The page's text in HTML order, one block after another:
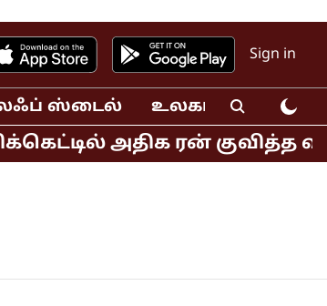
Sign in
ஸ்டைல் உலகம்
அதிக ரன் குவித்த